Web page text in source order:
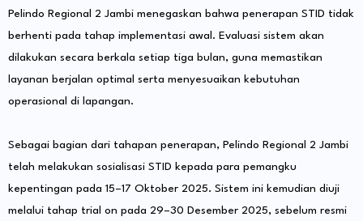
Pelindo Regional 2 Jambi menegaskan bahwa penerapan STID tidak
berhenti pada tahap implementasi awal. Evaluasi sistem akan
dilakukan secara berkala setiap tiga bulan, guna memastikan
layanan berjalan optimal serta menyesuaikan kebutuhan
operasional di lapangan.
Sebagai bagian dari tahapan penerapan, Pelindo Regional 2 Jambi
telah melakukan sosialisasi STID kepada para pemangku
kepentingan pada 15–17 Oktober 2025. Sistem ini kemudian diuji
melalui tahap trial on pada 29–30 Desember 2025, sebelum resmi